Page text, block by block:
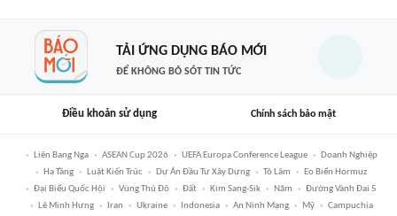
TẢI ỨNG DỤNG BÁO MỚI
ĐỂ KHÔNG BỎ SÓT TIN TỨC
Điều khoản sử dụng Chính sách bảo mật
Liên Bang Nga ASEAN Cup 2026 UEFA Europa Conference League
Doanh Nghiệp
Hạ Tầng
Luật Kiến Trúc Dự Án Đầu Tư Xây Dựng Tô Lâm
Eo Biển Hormuz
Đại Biểu Quốc Hội
Vùng Thủ Đô Đất Kim Sang-Sik Năm
Đường Vành Đai 5
Lê Minh Hưng
Iran Ukraine Indonesia An Ninh Mạng Mỹ
Campuchia